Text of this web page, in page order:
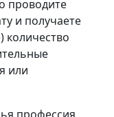
проводите
и получаете
количество
или